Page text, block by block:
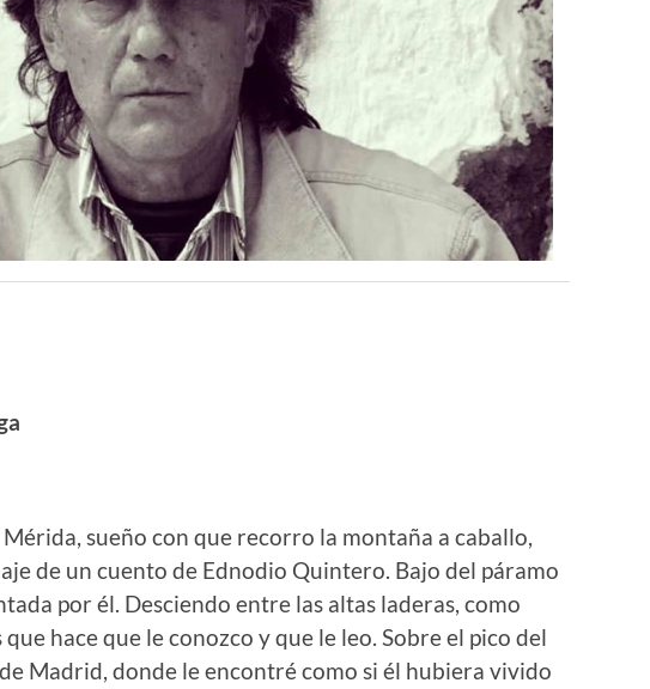
érida, sueño con que recorro la montaña a caballo,
de un cuento de Ednodio Quintero. Bajo del páramo
por él. Desciendo entre las altas laderas, como
hace que le conozco y que le leo. Sobre el pico del
Madrid, donde le encontrécomo si él hubiera vivido